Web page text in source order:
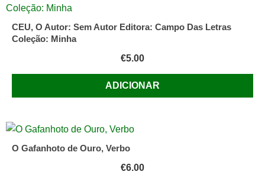
CEU, O Autor: Sem Autor Editora: Campo Das Letras
Coleção: Minha
€5.00
ADICIONAR
O Gafanhoto de Ouro, Verbo
€6.00